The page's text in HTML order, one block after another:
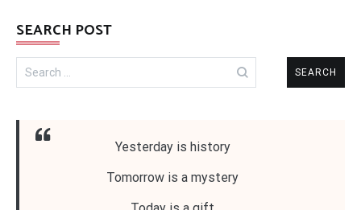
SEARCH POST
Search
for:
Yesterday is history
Tomorrow is a mystery